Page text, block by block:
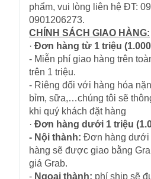
phẩm, vui lòng liên hệ ĐT:
0901206273.
CHÍNH SÁCH GIAO HÀNG:
· Đơn hàng từ 1 triệu
- Miễn phí giao hàng trên
trên 1 triệu.
- Riêng đối với hàng hóa
bỉm, sữa,…chúng tôi sẽ
khi quý khách đặt hàng
· Đơn hàng dưới 1 triệu
- Nội thành: Đơn hàng dưới
hàng sẽ được giao bằng
giá Grab.
- Ngoại thành: phí ship sẽ